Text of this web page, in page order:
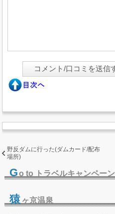
野反ダムに行った(ダムカード/配布
場所)
Go to トラベルキャンペーン
猿 ヶ京温泉